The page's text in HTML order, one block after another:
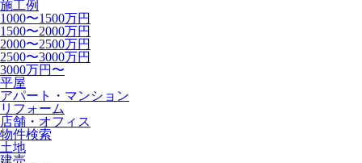
施工例
1000〜1500万円
1500〜2000万円
2000〜2500万円
2500〜3000万円
3000万円〜
平屋
アパート・マンション
リフォーム
店舗・オフィス
物件検索
土地
建売